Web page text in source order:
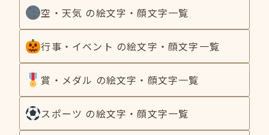
空・天気 の絵文字・顔文字一覧
行事・イベント の絵文字・顔文字一覧
賞・メダル の絵文字・顔文字一覧
スポーツ の絵文字・顔文字一覧